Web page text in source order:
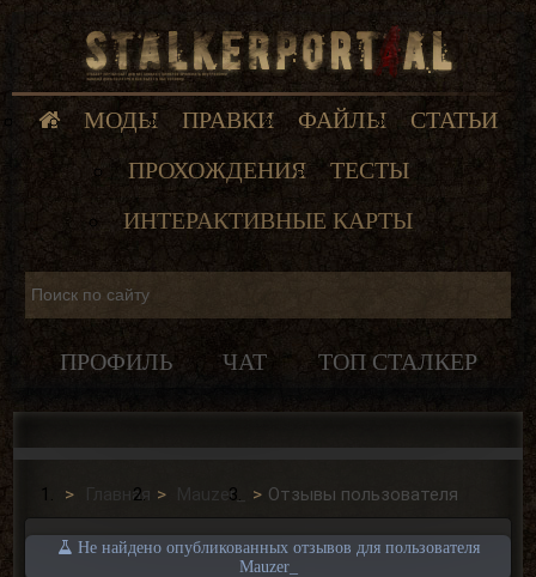
МОДЫ ПРАВКИ ФАЙЛЫ
СТАТЬИ
ПРОХОЖДЕНИЯ
ТЕСТЫ
ИНТЕРАКТИВНЫЕ КАРТЫ
ПРОФИЛЬ ЧАТ ТОП СТАЛКЕР
Главная Mauzer_ Отзывы пользователя
Не найдено опубликованных отзывов для пользователя
Mauzer_